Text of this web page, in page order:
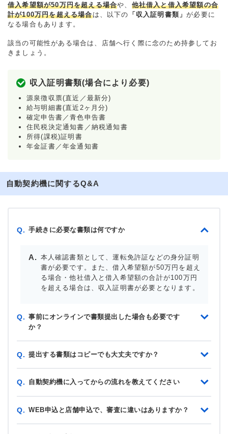
借入希望額が50万円を超える場合や、 他社借入と借入希望額の合
計が100万円を超える場合は、以下の 「収入証明書類」が必要に
なる場合もあります。
該当の可能性がある場合は、店舗へ行く際に念のため持参してお
きましょう。
収入証明書類(場合により必要)
源泉徴収票(直近／最新分)
給与明細書(直近2ヶ月分)
確定申告書／青色申告書
住民税決定通知書／納税通知書
所得(課税)証明書
年金証書／年金通知書
自動契約機に関するQ&A
Q. 手続きに必要な書類は何ですか
本人確認書類として、運転免許証などの身分証明
書が必要です。また、借入希望額が50万円を超え
る場合・他社借入と借入希望額の合計が100万円
を超える場合は、収入証明書が必要となります。
Q. 事前にオンラインで書類提出した場合も必要です
か？
Q. 提出する書類はコピーでも大丈夫ですか？
Q. 自動契約機に入ってからの流れを教えてください
Q. WEB申込と店舗申込で、審査に違いはありますか？